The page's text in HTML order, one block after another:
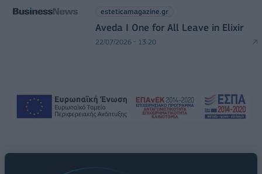
esteticamagazine.gr
Aveda I One for All Leave in Elixir
22/07/2026 - 13:20